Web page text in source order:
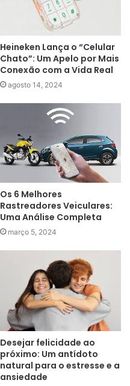
Heineken Lança o “Celular
Chato”: Um Apelo por Mais
Conexão com a Vida Real
agosto 14, 2024
Os 6 Melhores
Rastreadores Veiculares:
Uma Análise Completa
março 5, 2024
Desejar felicidade ao
próximo: Um antídoto
natural para o estresse e a
ansiedade